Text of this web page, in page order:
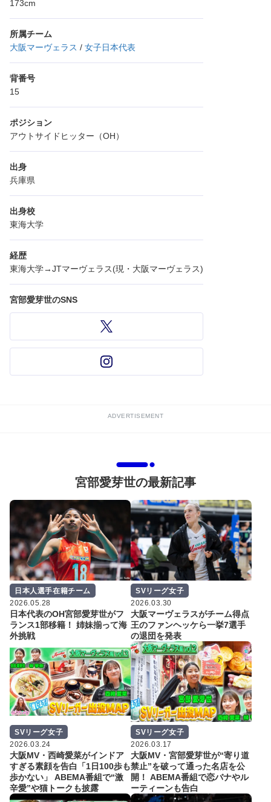
173cm
所属チーム
大阪マーヴェラス / 女子日本代表
背番号
15
ポジション
アウトサイドヒッター（OH）
出身
兵庫県
出身校
東海大学
経歴
東海大学→JTマーヴェラス(現・大阪マーヴェラス)
宮部愛芽世のSNS
ADVERTISEMENT
宮部愛芽世の最新記事
日本人選手在籍チーム
2026.05.28
日本代表のOH宮部愛芽世がフ
ランス1部移籍！ 姉妹揃って海
外挑戦
SVリーグ女子
2026.03.30
大阪マーヴェラスがチーム得点
王のファンヘッケら一挙7選手
の退団を発表
SVリーグ女子
2026.03.24
大阪MV・西崎愛菜がインドア
すぎる素顔を告白「1日100歩も
歩かない」 ABEMA番組で“激
辛愛”や猫トークも披露
SVリーグ女子
2026.03.17
大阪MV・宮部愛芽世が“寄り道
禁止”を破って通った名店を公
開！ ABEMA番組で恋バナやル
ーティーンも告白